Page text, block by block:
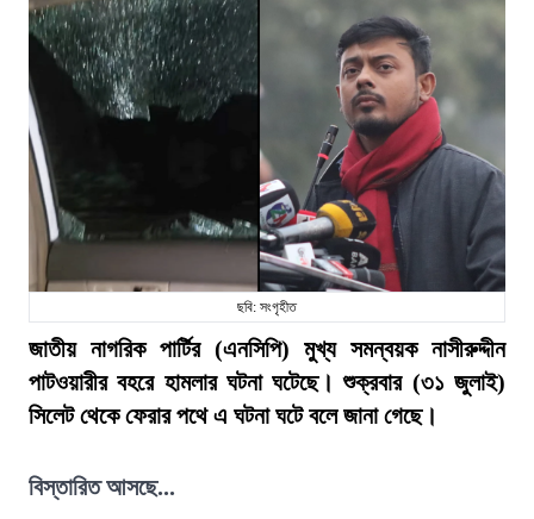
ছবি: সংগৃহীত
জাতীয় নাগরিক পার্টির (এনসিপি) মুখ্য সমন্বয়ক নাসীরুদ্দীন
পাটওয়ারীর বহরে হামলার ঘটনা ঘটেছে। শুক্রবার (৩১ জুলাই)
সিলেট থেকে ফেরার পথে এ ঘটনা ঘটে বলে জানা গেছে।
বিস্তারিত আসছে...